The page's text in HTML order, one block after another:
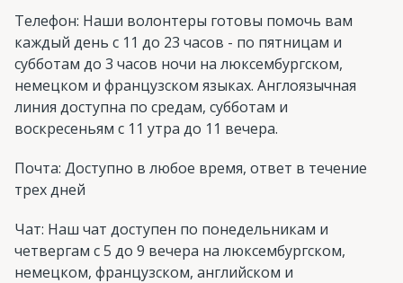
Телефон: Наши волонтеры готовы помочь вам
каждый день с 11 до 23 часов - по пятницам и
субботам до 3 часов ночи на люксембургском,
немецком и французском языках. Англоязычная
линия доступна по средам, субботам и
воскресеньям с 11 утра до 11 вечера.
Почта: Доступно в любое время, ответ в течение
трех дней
Чат: Наш чат доступен по понедельникам и
четвергам с 5 до 9 вечера на люксембургском,
немецком, французском, английском и